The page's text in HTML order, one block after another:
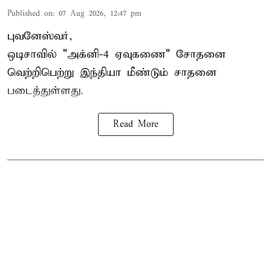
Published on: 07 Aug 2026, 12:47 pm
புவனேஸ்வர்,
ஒடிசாவில் "அக்னி-4 ஏவுகணை" சோதனை
வெற்றிபெற்று இந்தியா மீண்டும் சாதனை
படைத்துள்ளது.
Read More